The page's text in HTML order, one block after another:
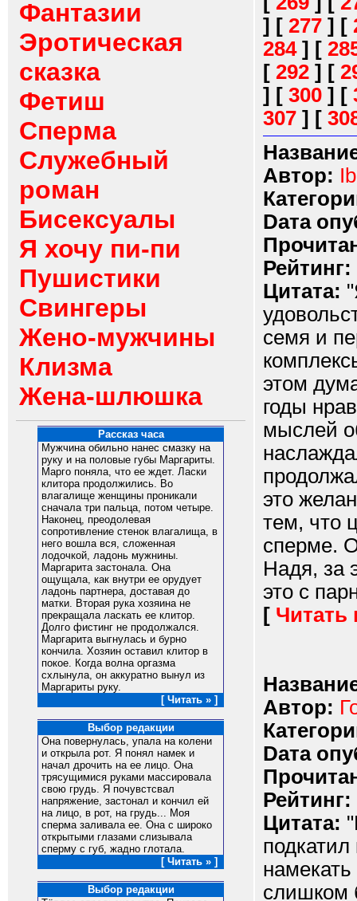
Фантазии
Эротическая
сказка
Фетиш
Сперма
Служебный
роман
Бисексуалы
Я хочу пи-пи
Пушистики
Свингеры
Жено-мужчины
Клизма
Жена-шлюшка
Рассказ часа
Мужчина обильно нанес смазку на
руку и на половые губы Маргариты.
Марго поняла, что ее ждет. Ласки
клитора продолжились. Во
влагалище женщины проникали
сначала три пальца, потом четыре.
Наконец, преодолевая
сопротивление стенок влагалища, в
него вошла вся, сложенная
лодочкой, ладонь мужнины.
Маргарита застонала. Она
ощущала, как внутри ее орудует
ладонь партнера, доставая до
матки. Вторая рука хозяина не
прекращала ласкать ее клитор.
Долго фистинг не продолжался.
Маргарита выгнулась и бурно
кончила. Хозяин оставил клитор в
покое. Когда волна оргазма
схлынула, он аккуратно вынул из
Маргариты руку.
[ Читать » ]
Выбор редакции
Она повернулась, упала на колени
и открыла рот. Я понял намек и
начал дрочить на ее лицо. Она
трясущимися руками массировала
свою грудь. Я почувстсвал
напряжение, застонал и кончил ей
на лицо, в рот, на грудь... Моя
сперма заливала ее. Она с широко
открытыми глазами слизывала
сперму с губ, жадно глотала.
[ Читать » ]
Выбор редакции
] [ 277 ] [
284] [
[ 292 ] [
] [ 300 ] [
307 ] [
Автор:
Dата
Рейтинг:
Цитата:
семя и
этом
годы
мыслей
это
тем, что
сперме.
Надя, за
это с
[ Читать
Автор:
Dата
Рейтинг:
Цитата:
слишком